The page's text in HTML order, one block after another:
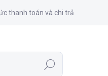
thanh toán và chi trả
Tìm
kiếm